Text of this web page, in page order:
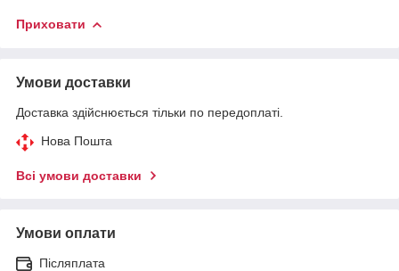
Приховати
Умови доставки
Доставка здійснюється тільки по передоплаті.
Нова Пошта
Всі умови доставки
Умови оплати
Післяплата